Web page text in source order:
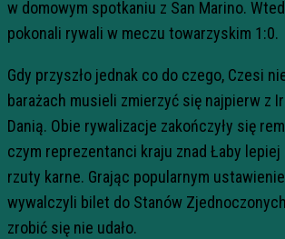
w domowym spotkaniu z San Marino.
pokonali rywali w meczu towarzyskim 1:0.
Gdy przyszło jednak co do czego, Czesi
barażach musieli zmierzyć się najpierw z
Danią. Obie rywalizacje zakończyły się
czym reprezentanci kraju znad Łaby lepiej
rzuty karne. Grając popularnym
wywalczyli bilet do Stanów
zrobić się nie udało.